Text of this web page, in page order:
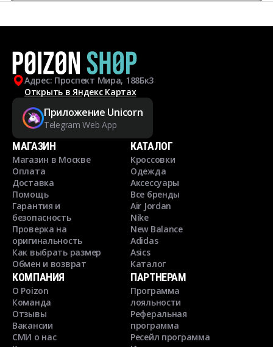
Адрес: Проспект Мира, 188Бк3
Открыть в Яндекс Картах
Приложение Unicorn
Telegram Web App
МАГАЗИН
Магазин в Москве
Оплата
Доставка
Помощь
Гарантия и
безопасность
Проверка на
оригинальность
Как выбрать размер
Обмен и возврат
КАТАЛОГ
Кроссовки
Одежда
Аксессуары
Все бренды
Air Jordan
Nike
New Balance
Adidas
Asics
Каталог
КОМПАНИЯ
О Poizon
Команда
Отзывы
Вакансии
СМИ о нас
ПАРТНЕРАМ
Программа
лояльности
Реферальная
программа
Ресейл программа